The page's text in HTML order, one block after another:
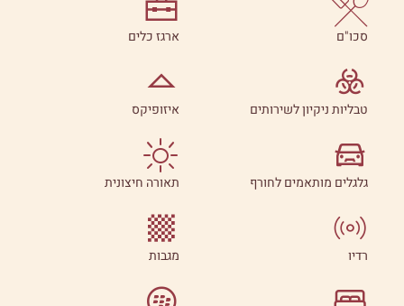
סכו"ם ארגז כלים
טבליות ניקיון לשירותים איזופיקס
גלגלים מותאמים לחורף תאורה חיצונית
רדיו מגבות